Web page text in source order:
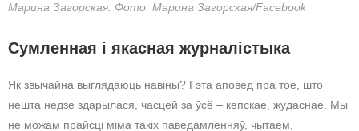
Марина Загорская. Фото: Марина Загорская/Facebook
Сумленная і якасная журналістыка
Як звычайна выглядаюць навіны? Гэта аповед пра тое, што
нешта недзе здарылася, часцей за ўсё – кепскае, жудаснае. Мы
не можам прайсці міма такіх паведамленняў, чытаем,